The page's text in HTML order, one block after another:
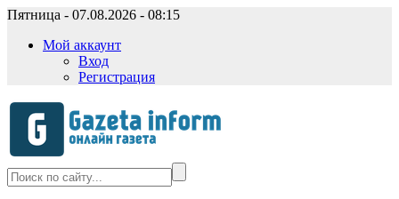
Пятница - 07.08.2026 - 08:15
Мой аккаунт
Вход
Регистрация